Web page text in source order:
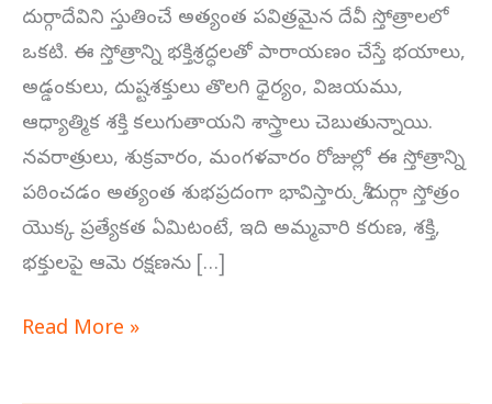
దుర్గాదేవిని స్తుతించే అత్యంత పవిత్రమైన దేవీ స్తోత్రాలలో
ఒకటి. ఈ స్తోత్రాన్ని భక్తిశ్రద్ధలతో పారాయణం చేస్తే భయాలు,
అడ్డంకులు, దుష్టశక్తులు తొలగి ధైర్యం, విజయము,
ఆధ్యాత్మిక శక్తి కలుగుతాయని శాస్త్రాలు చెబుతున్నాయి.
నవరాత్రులు, శుక్రవారం, మంగళవారం రోజుల్లో ఈ స్తోత్రాన్ని
పఠించడం అత్యంత శుభప్రదంగా భావిస్తారు. శ్రీ దుర్గా స్తోత్రం
యొక్క ప్రత్యేకత ఏమిటంటే, ఇది అమ్మవారి కరుణ, శక్తి,
భక్తులపై ఆమె రక్షణను […]
Read More »